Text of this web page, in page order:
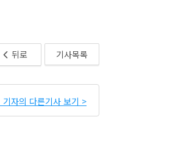
뒤로 기사목록
기자의 다른기사 보기 >